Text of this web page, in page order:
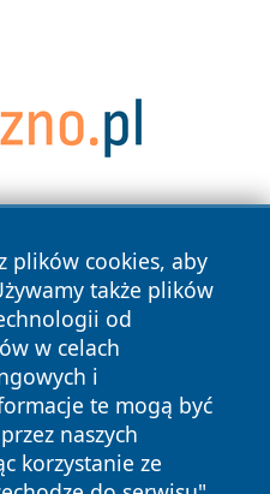
plików cookies, aby
także plików
od
w celach
i
te mogą być
naszych
korzystanie ze
Wszystkie prawa
Polityka